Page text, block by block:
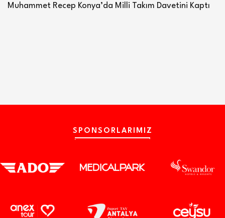
Muhammet Recep Konya’da Milli Takım Davetini Kaptı
SPONSORLARIMIZ